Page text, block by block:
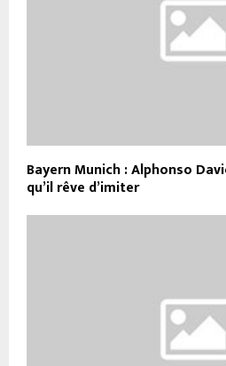
Bayern Munich : Alphonso
qu’il rêve d’imiter